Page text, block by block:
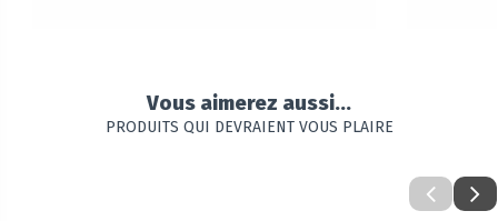
Vous aimerez aussi...
PRODUITS QUI DEVRAIENT VOUS PLAIRE